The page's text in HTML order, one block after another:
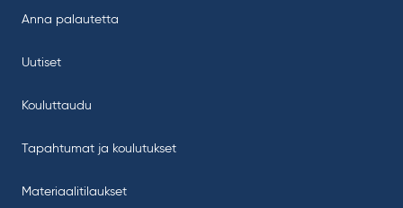
Anna palautetta
Uutiset
Kouluttaudu
Tapahtumat ja koulutukset
Materiaalitilaukset